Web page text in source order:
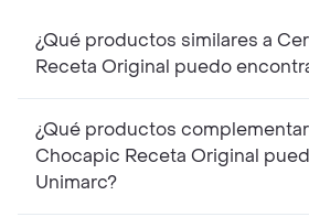
¿Qué productos similares a
Receta Original puedo
¿Qué productos
Chocapic Receta Original
Unimarc?